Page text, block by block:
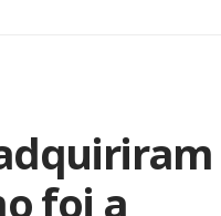
foi a